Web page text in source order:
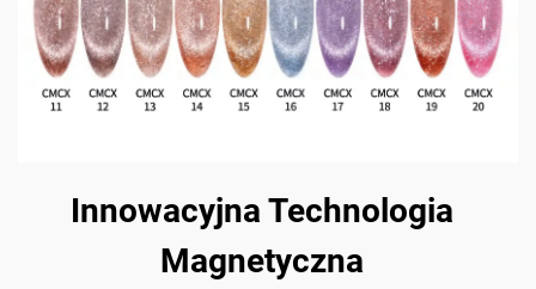
Innowacyjna Technologia
Magnetyczna